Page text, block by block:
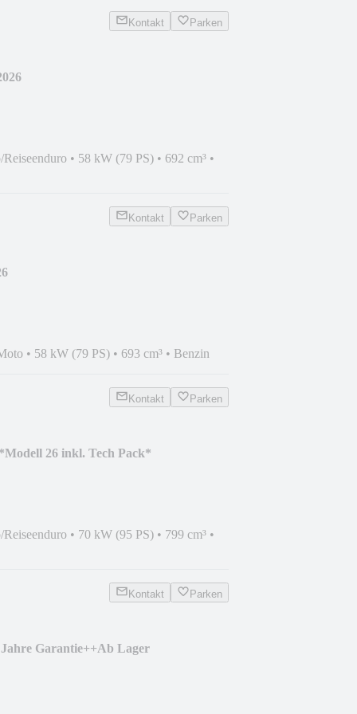
Kontakt Parken
Reiseenduro • 58 kW (79 PS) • 692 cm³ •
Kontakt Parken
• 58 kW (79 PS) • 693 cm³ • Benzin
Kontakt Parken
26 inkl. Tech Pack*
Reiseenduro • 70 kW (95 PS) • 799 cm³ •
Kontakt Parken
Garantie++Ab Lager